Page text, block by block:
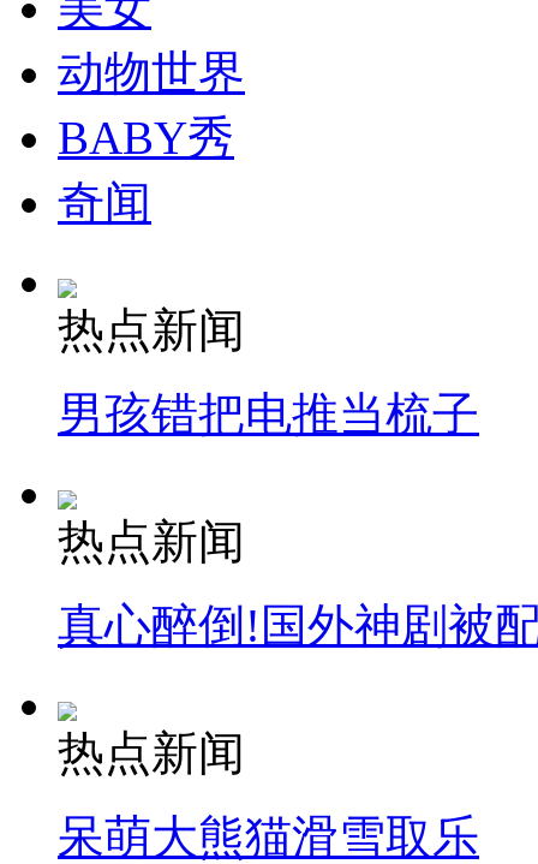
动物世界
BABY秀
奇闻
热点新闻
男孩错把电推当梳子
热点新闻
真心醉倒!国外神剧被
热点新闻
呆萌大熊猫滑雪取乐